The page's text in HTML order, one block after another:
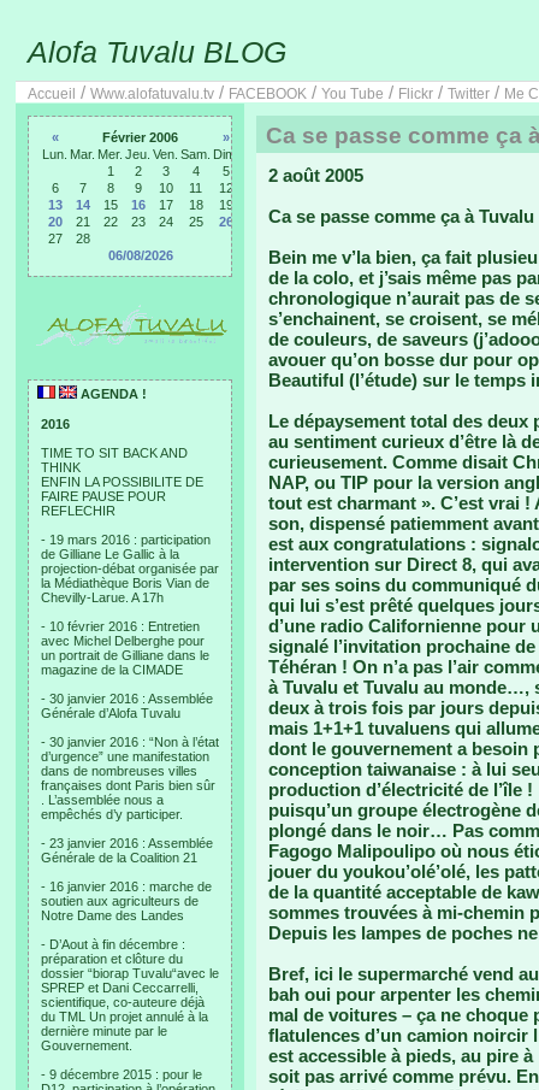
Alofa Tuvalu BLOG
Accueil / Www.alofatuvalu.tv / FACEBOOK / You Tube / Flickr / Twitter / Me
« Février 2006
»
Lun. Mar. Mer. Jeu. Ven. Sam. Dim.
1
2 3 4
5
6
7 8 9 10 11
12
13
14 15 16 17 18
19
20
21 22 23 24 25
26
27
28
06/08/2026
AGENDA !
2016
TIME TO SIT BACK AND
THINK
ENFIN LA POSSIBILITE DE
FAIRE PAUSE POUR
REFLECHIR
- 19 mars 2016 : participation
de Gilliane Le Gallic à la
projection-débat organisée par
la Médiathèque Boris Vian de
Chevilly-Larue. A 17h
- 10 février 2016 : Entretien
avec Michel Delberghe pour
un portrait de Gilliane dans le
magazine de la CIMADE
- 30 janvier 2016 : Assemblée
Générale d’Alofa Tuvalu
- 30 janvier 2016 : “Non à l’état
d’urgence” une manifestation
dans de nombreuses villes
françaises dont Paris bien sûr
. L’assemblée nous a
empêchés d’y participer.
- 23 janvier 2016 : Assemblée
Générale de la Coalition 21
- 16 janvier 2016 : marche de
soutien aux agriculteurs de
Notre Dame des Landes
- D’Aout à fin décembre :
préparation et clôture du
dossier “biorap Tuvalu“avec le
SPREP et Dani Ceccarrelli,
scientifique, co-auteure déjà
du TML Un projet annulé à la
dernière minute par le
Gouvernement.
- 9 décembre 2015 : pour le
Ca se passe comme ça
2 août 2005
Ca se passe comme ça à Tuvalu
Bein me v’la bien, ça fait
de la colo, et j’sais même pas
chronologique n’aurait pas de
s’enchainent, se croisent, se
de couleurs, de saveurs
avouer qu’on bosse dur pour
Beautiful (l’étude) sur le temps
Le dépaysement total des
au sentiment curieux d’être là
curieusement. Comme disait
NAP, ou TIP pour la version
tout est charmant ». C’est vrai
son, dispensé patiemment
est aux congratulations :
intervention sur Direct 8, qui
par ses soins du communiqué
qui lui s’est prêté quelques
d’une radio Californienne pour
signalé l’invitation prochaine
Téhéran ! On n’a pas l’air
à Tuvalu et Tuvalu au monde…,
deux à trois fois par jours
mais 1+1+1 tuvaluens qui
dont le gouvernement a
conception taiwanaise : à lui
production d’électricité de l’île
puisqu’un groupe électrogène
plongé dans le noir… Pas
Fagogo Malipoulipo où nous
jouer du youkou’olé’olé, les
de la quantité acceptable de
sommes trouvées à mi-chemin
Depuis les lampes de poches
Bref, ici le supermarché vend
bah oui pour arpenter les
mal de voitures – ça ne
flatulences d’un camion noircir
est accessible à pieds, au pire
soit pas arrivé comme prévu.